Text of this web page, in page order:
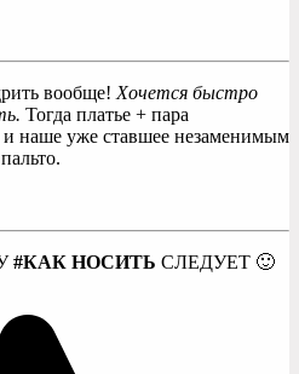
вообще! Хочется быстро
Тогда платье + пара
и наше уже ставшее незаменимым
#КАК НОСИТЬ СЛЕДУЕТ 🙂